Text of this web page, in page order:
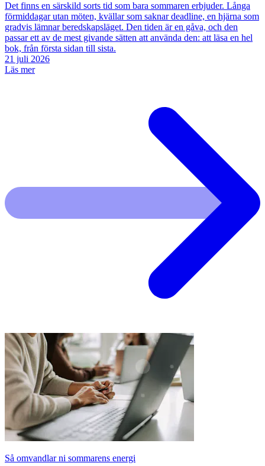
Det finns en särskild sorts tid som bara sommaren erbjuder. Långa
förmiddagar utan möten, kvällar som saknar deadline, en hjärna som
gradvis lämnar beredskapsläget. Den tiden är en gåva, och den
passar ett av de mest givande sätten att använda den: att läsa en hel
bok, från första sidan till sista.
21 juli 2026
Läs mer
Så omvandlar ni sommarens energi